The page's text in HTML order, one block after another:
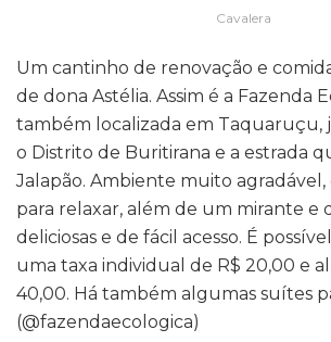
Cavalera
Um cantinho de renovação e
de dona Astélia. Assim é a Fazenda
também localizada em Taquaruçu,
o Distrito de Buritirana e a estrada
Jalapão. Ambiente muito
para relaxar, além de um mirante e
deliciosas e de fácil acesso. É
uma taxa individual de R$ 20,00 e
40,00. Há também algumas suítes
(@fazendaecologica)